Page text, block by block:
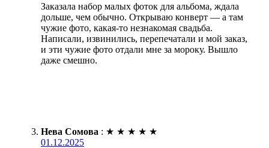
Заказала набор малых фоток для альбома, ждала
дольше, чем обычно. Открываю конверт — а там
чужие фото, какая-то незнакомая свадьба.
Написали, извинились, перепечатали и мой заказ,
и эти чужие фото отдали мне за мороку. Вышло
даже смешно.
Нева Сомова : ★ ★ ★ ★ ★
01.12.2025